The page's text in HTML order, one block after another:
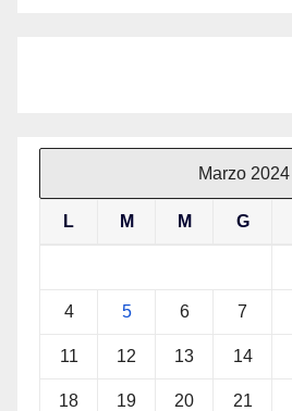
Marzo 2024
L M M G
4 5 6 7
11 12 13 14
18 19 20 21